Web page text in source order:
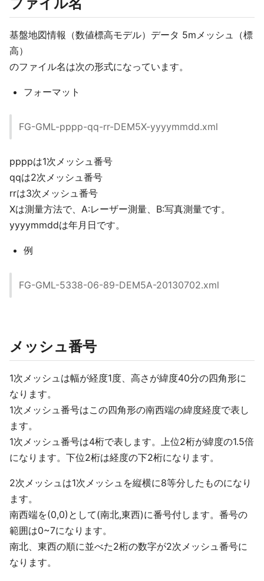
基盤地図情報（数値標高モデル）データ 5mメッシュ（標
高）
のファイル名は次の形式になっています。
フォーマット
FG-GML-pppp-qq-rr-DEM5X-yyyymmdd.xml
ppppは1次メッシュ番号
qqは2次メッシュ番号
rrは3次メッシュ番号
Xは測量方法で、A:レーザー測量、B:写真測量です。
yyyymmddは年月日です。
例
FG-GML-5338-06-89-DEM5A-20130702.xml
メッシュ番号
1次メッシュは幅が経度1度、高さが緯度40分の四角形に
なります。
1次メッシュ番号はこの四角形の南西端の緯度経度で表し
ます。
1次メッシュ番号は4桁で表します。上位2桁が緯度の1.5倍
になります。下位2桁は経度の下2桁になります。
2次メッシュは1次メッシュを縦横に8等分したものになり
ます。
南西端を(0,0)として(南北,東西)に番号付します。番号の
範囲は0~7になります。
南北、東西の順に並べた2桁の数字が2次メッシュ番号に
なります。